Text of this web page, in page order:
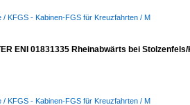
/ KFGS - Kabinen-FGS für Kreuzfahrten / M
ENI 01831335 Rheinabwärts bei
/ KFGS - Kabinen-FGS für Kreuzfahrten / M